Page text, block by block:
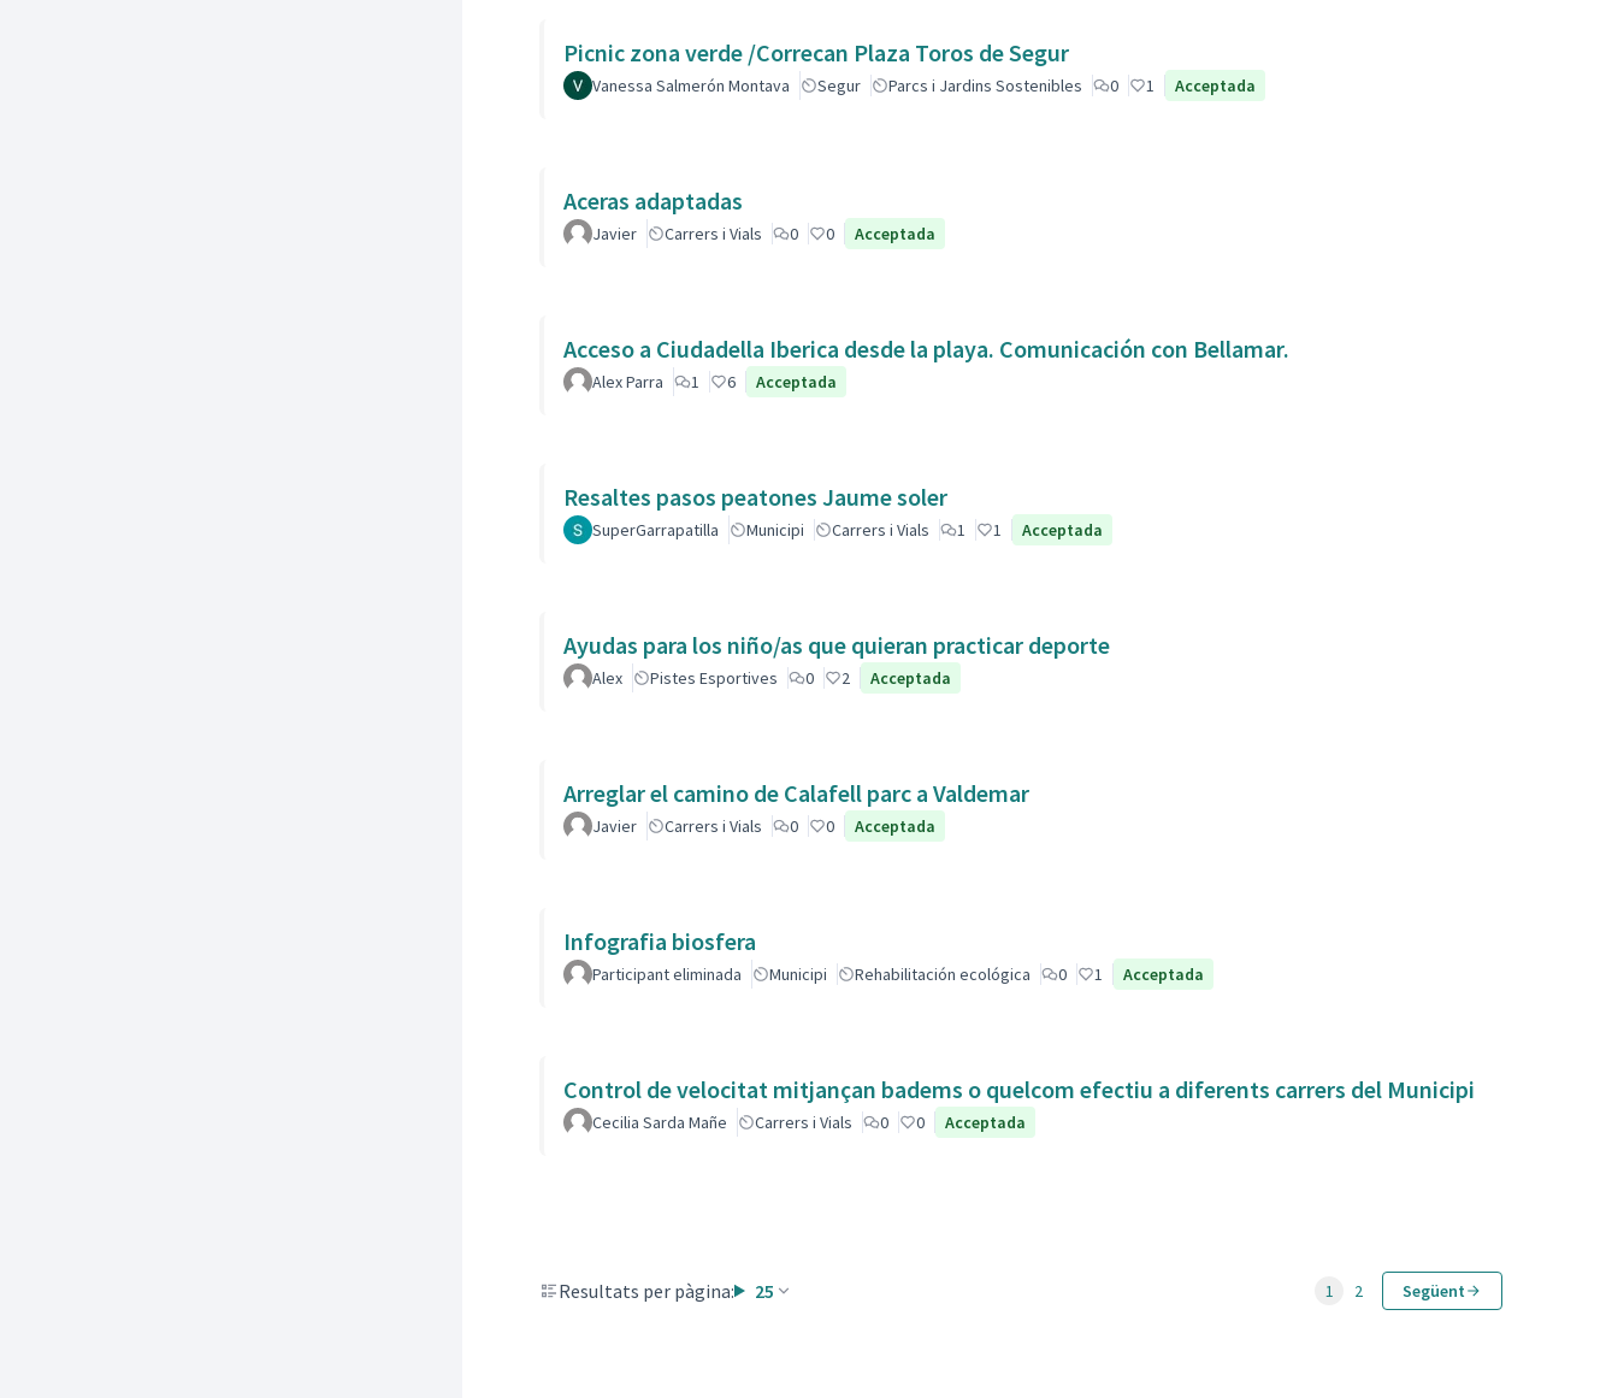
Picnic zona verde /Correcan Plaza Toros de Segur
Vanessa Salmerón Montava Segur Parcs i Jardins Sostenibles 0 1 Acceptada
Aceras adaptadas
Javier Carrers i Vials 0 0 Acceptada
Acceso a Ciudadella Iberica desde la playa. Comunicación con Bellamar.
Alex Parra 1 6 Acceptada
Resaltes pasos peatones Jaume soler
SuperGarrapatilla Municipi Carrers i Vials 1 1 Acceptada
Ayudas para los niño/as que quieran practicar deporte
Alex Pistes Esportives 0 2 Acceptada
Arreglar el camino de Calafell parc a Valdemar
Javier Carrers i Vials 0 0 Acceptada
Infografia biosfera
Participant eliminada Municipi Rehabilitación ecológica 0 1 Acceptada
Control de velocitat mitjançan badems o quelcom efectiu a diferents carrers del Municipi
Cecilia Sarda Mañe Carrers i Vials 0 0 Acceptada
Resultats per pàgina: 25 1 2 Següent